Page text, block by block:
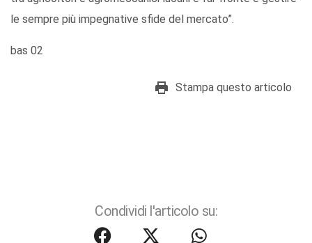
le sempre più impegnative sfide del mercato”.
bas 02
Stampa questo articolo
Condividi l'articolo su: